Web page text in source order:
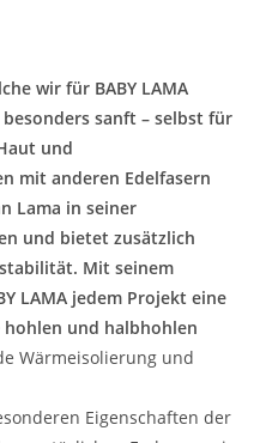
wir für BABY LAMA
sanft – selbst für
und
mit anderen Edelfasern
Lama in seiner
und bietet zusätzlich
Mit seinem
LAMA jedem Projekt eine
hohlen und halbhohlen
Wärmeisolierung und
Eigenschaften der